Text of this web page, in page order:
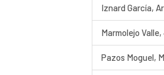
Iznard García,
Marmolejo
Pazos Moguel,